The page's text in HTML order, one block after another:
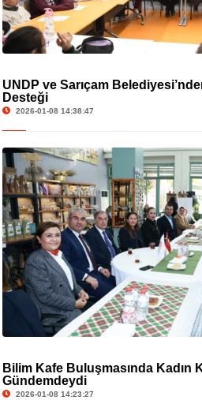
UNDP ve Sarıçam
Desteği
2026-01-08 14:38:47
Bilim Kafe Buluşmasında Kadın
Gündemdeydi
2026-01-08 14:23:27